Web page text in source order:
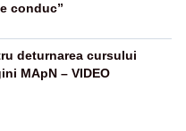
conduc”
deturnarea cursului
MApN – VIDEO